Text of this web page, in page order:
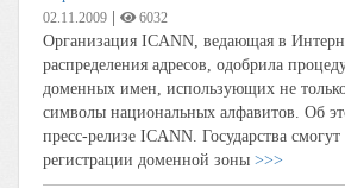
02.11.2009 6032
Организация ICANN, ведающая в
распределения адресов, одобрила
доменных имен, использующих не
символы национальных алфавитов. Об
пресс-релизе ICANN. Государства смогут
регистрации доменной зоны >>>